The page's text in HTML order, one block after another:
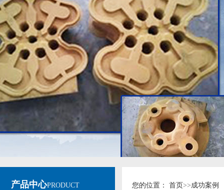
产品中心PRODUCT 您的位置： 首页>>成功案例